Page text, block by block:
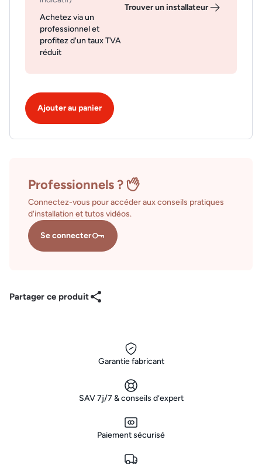
Achetez via un
professionnel et
profitez d'un taux TVA
réduit
Trouver un installateur
Ajouter au panier
Professionnels ?
Connectez-vous pour accéder aux conseils pratiques
d'installation et tutos vidéos.
Se connecter
Partager ce produit
Garantie fabricant
SAV 7j/7 & conseils d’expert
Paiement sécurisé